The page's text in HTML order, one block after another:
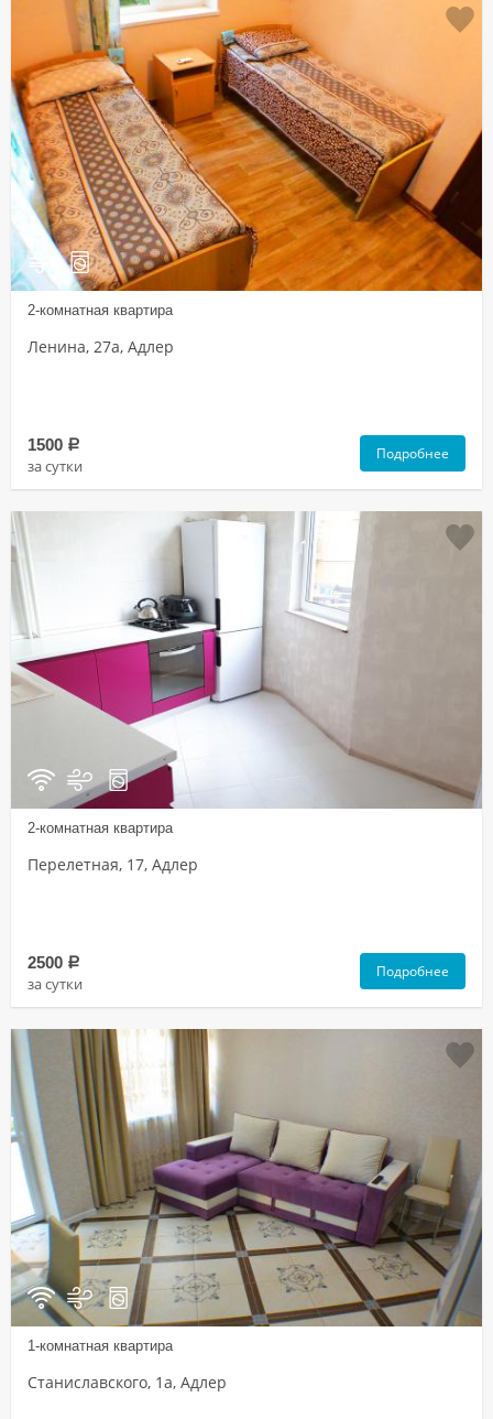
2-комнатная квартира
Ленина, 27а, Адлер
1500 a
за сутки
Подробнее
2-комнатная квартира
Перелетная, 17, Адлер
2500 a
за сутки
Подробнее
1-комнатная квартира
Станиславского, 1а, Адлер